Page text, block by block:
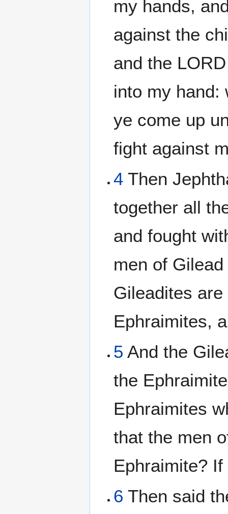
my hands,
against the
and the
into my hand:
ye come up
fight against
4 Then
together all
and fought
men of
Gileadites
Ephraimites,
5 And the
the
Ephraimites
that the men
Ephraimite?
6 Then said